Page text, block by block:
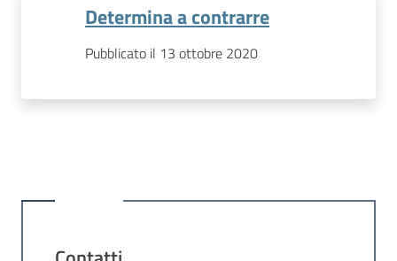
Determina a contrarre
Pubblicato il 13 ottobre 2020